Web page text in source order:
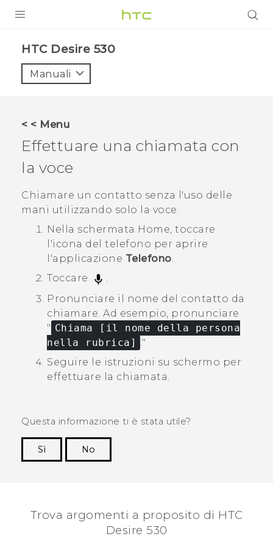
VIVE
VIVERSE
ASSISTENZA
Accessori e dispositivi HTC
HTC Desire 530‎
Manuali
< < Menu
Effettuare una chiamata con
la voce
Chiamare un contatto senza l'uso delle
mani utilizzando solo la voce.
Nella schermata Home, toccare
l'icona del telefono per aprire
l'applicazione Telefono.
Toccare
.
Pronunciare il nome del contatto da
chiamare. Ad esempio, pronunciare
"‍ Chiama [il nome della persona
nella rubrica]
."‍
Seguire le istruzioni su schermo per
effettuare la chiamata.
Questa informazione ti è stata utile?
Sì
No
Trova argomenti a proposito di HTC
Desire 530